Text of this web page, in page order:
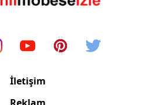
İletişim